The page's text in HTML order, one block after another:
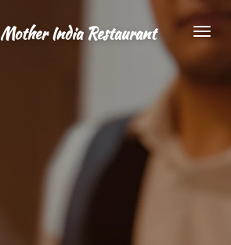
Mother India Restaurant